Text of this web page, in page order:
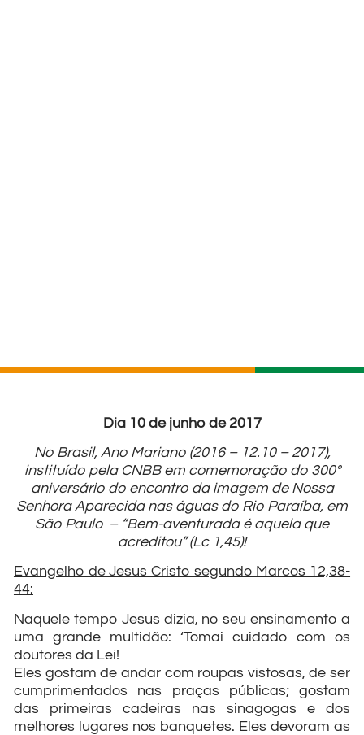
Dia 10 de junho de 2017
No Brasil, Ano Mariano (2016 – 12.10 – 2017),
instituído pela CNBB em comemoração do 300º
aniversário do encontro da imagem de Nossa
Senhora Aparecida nas águas do Rio Paraíba, em
São Paulo – “Bem-aventurada é aquela que
acreditou” (Lc 1,45)!
Evangelho de Jesus Cristo segundo Marcos 12,38-
44:
Naquele tempo Jesus dizia, no seu ensinamento a
uma grande multidão: ‘Tomai cuidado com os
doutores da Lei!
Eles gostam de andar com roupas vistosas, de ser
cumprimentados nas praças públicas; gostam
das primeiras cadeiras nas sinagogas e dos
melhores lugares nos banquetes. Eles devoram as